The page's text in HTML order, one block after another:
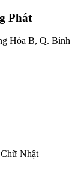
Phát
Hòa B, Q. Bình
Nhật